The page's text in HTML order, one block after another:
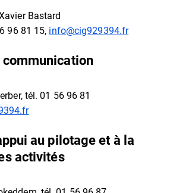
Bastard
96 81 15, info@cig929394.fr
tél. 01 56 96 81
au pilotage et à la
activités